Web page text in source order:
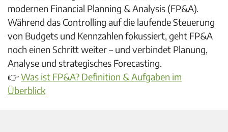
modernen Financial Planning & Analysis (FP&A).
Während das Controlling auf die laufende Steuerung
von Budgets und Kennzahlen fokussiert, geht FP&A
noch einen Schritt weiter – und verbindet Planung,
Analyse und strategisches Forecasting.
👉Was ist FP&A? Definition & Aufgaben im
Überblick